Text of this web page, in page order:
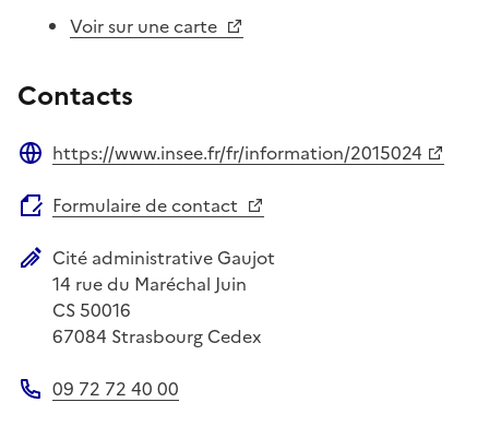
Voir sur une carte
Contacts
https://www.insee.fr/fr/information/2015024
Formulaire de contact
Adresse postale
Cité administrative Gaujot
14 rue du Maréchal Juin
CS 50016
67084 Strasbourg Cedex
09 72 72 40 00